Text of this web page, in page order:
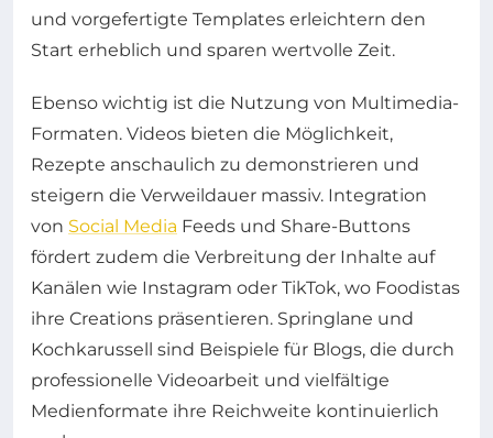
und vorgefertigte Templates erleichtern den
Start erheblich und sparen wertvolle Zeit.
Ebenso wichtig ist die Nutzung von Multimedia-
Formaten. Videos bieten die Möglichkeit,
Rezepte anschaulich zu demonstrieren und
steigern die Verweildauer massiv. Integration
von Social Media Feeds und Share-Buttons
fördert zudem die Verbreitung der Inhalte auf
Kanälen wie Instagram oder TikTok, wo Foodistas
ihre Creations präsentieren. Springlane und
Kochkarussell sind Beispiele für Blogs, die durch
professionelle Videoarbeit und vielfältige
Medienformate ihre Reichweite kontinuierlich